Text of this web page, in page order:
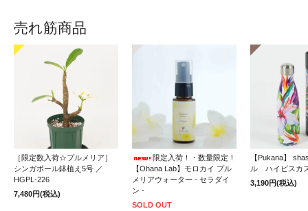
売れ筋商品
［限定数入荷☆プルメリア］
シンガポール鉢植え5号 ／
HGPL-226
7,480円(税込)
限定入荷！・数量限定！
【Ohana Lab】モロカイ プル
メリアウォーター - セラダイ
ン -
SOLD OUT
【Pukana】
ル ハイビスカ
3,190円(税込)